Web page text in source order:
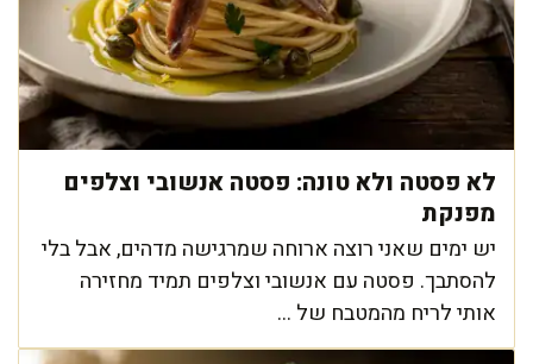
לא פסטה ולא טונה: פסטה אנשובי וצלפים
מפנקת
יש ימים שאני רוצה ארוחה שמרגישה מדהים, אבל בלי
להסתבך. פסטה עם אנשובי וצלפים תמיד מחזירה
אותי לריח מהמטבח של ...